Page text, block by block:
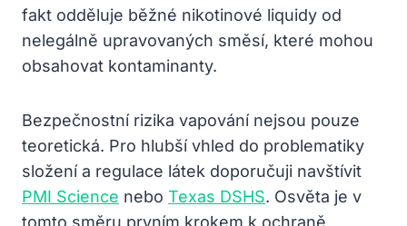
fakt odděluje běžné nikotinové liquidy od
nelegálně upravovaných směsí, které mohou
obsahovat kontaminanty.
Bezpečnostní rizika vapování nejsou pouze
teoretická. Pro hlubší vhled do problematiky
složení a regulace látek doporučuji navštívit
PMI Science nebo Texas DSHS. Osvěta je v
tomto směru prvním krokem k ochraně